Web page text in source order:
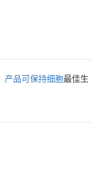
产品可保持细胞最佳生